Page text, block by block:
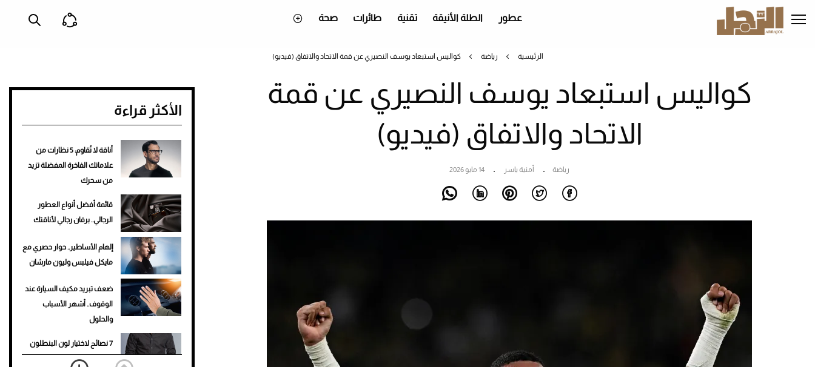
إلى
المحتوى
عطور الطلة الأنيقة تقنية طائرات صحة
الرئيسية رياضة كواليس استبعاد يوسف النصيري عن قمة الاتحاد والاتفاق (فيديو)
كواليس استبعاد يوسف النصيري عن قمة
الاتحاد والاتفاق (فيديو)
رياضة أمنية ياسر 14 مايو 2026
الأكثر قراءة
أناقة لا تُقاوم: 5 نظارات من
علاماتك الفاخرة المفضلة تزيد
من سحرك
قائمة أفضل أنواع العطور
الرجالي.. برفان رجالي لأناقتك
إلهام الأساطير.. حوار حصري مع
مايكل فيلبس وليون مارشان
ضعف تبريد مكيف السيارة عند
الوقوف.. أشهر الأسباب
والحلول
7 نصائح لاختيار لون البنطلون
المناسب للقميص الأسود